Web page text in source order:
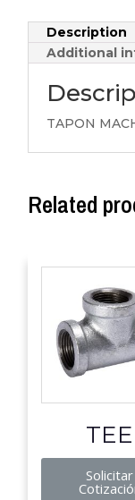
Description
Additional
TAPON
Related
TEE
Solicitar